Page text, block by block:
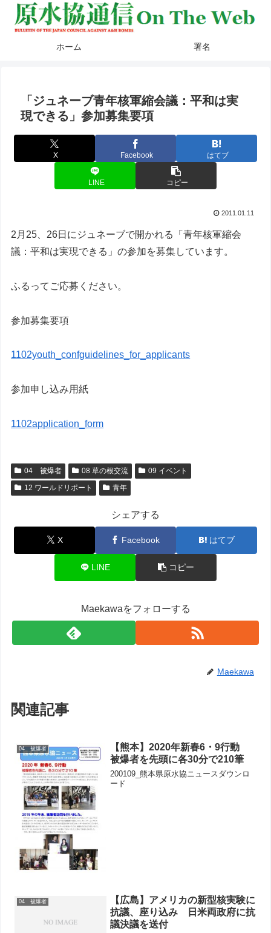
ホーム 署名
「ジュネーブ青年核軍縮会議：平和は実
現できる」参加募集要項
X Facebook はてブ
LINE コピー
2011.01.11
2月25、26日にジュネーブで開かれる「青年核軍縮会
議：平和は実現できる」の参加を募集しています。
ふるってご応募ください。
参加募集要項
1102youth_confguidelines_for_applicants
参加申し込み用紙
1102application_form
04 被爆者 08 草の根交流
09 イベント
12 ワールドリポート
青年
シェアする
X Facebook はてブ
LINE コピー
Maekawaをフォローする
Maekawa
関連記事
04 被爆者
【熊本】2020年新春6・9行動
被爆者を先頭に各30分で210筆
200109_熊本県原水協ニュースダウンロ
ード
04 被爆者
【広島】アメリカの新型核実験に
抗議、座り込み 日米両政府に抗
議決議を送付